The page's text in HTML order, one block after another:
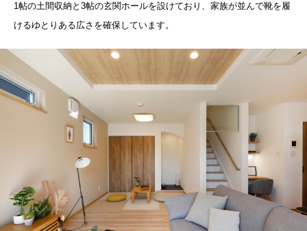
1帖の土間収納と3帖の玄関ホールを設けており、家族が並んで靴を履
けるゆとりある広さを確保しています。